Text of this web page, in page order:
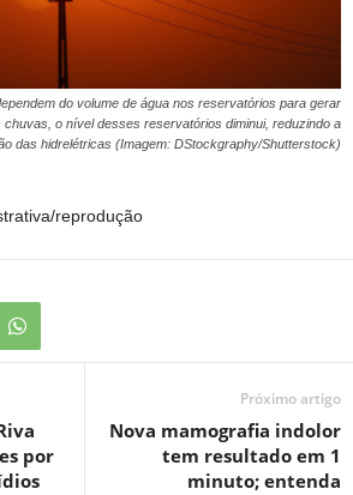
do volume de água nos reservatórios para gerar
chuvas, o nível desses reservatórios diminui, reduzindo a
das hidrelétricas (Imagem: DStockgraphy/Shutterstock)
reprodução
por
Próximo artigo
Nova mamografia indolor
tem resultado em 1
minuto; entenda